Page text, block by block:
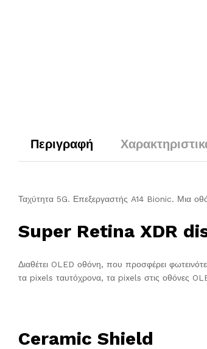
Περιγραφή
Ταχύτητα 5G. Επεξεργαστής A14 Bionic. Μια
Super Retina XDR
Διαθέτει OLED οθόνη, που προσφέρει
τα pixels ταυτόχρονα, τα pixels στις οθόνες
Ceramic Shield